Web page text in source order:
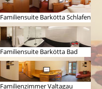
Familiensuite Barkötta Schlafen
Familiensuite Barkötta Bad
Familienzimmer Valtagau